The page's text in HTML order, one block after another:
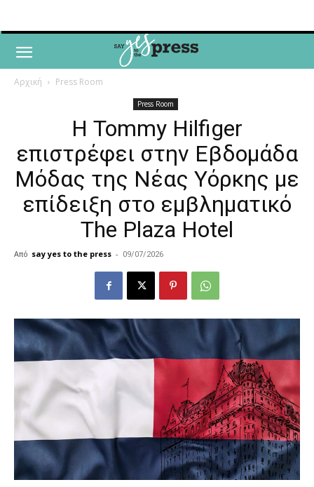
Αρχική Press Room
Press Room
Η Tommy Hilfiger
επιστρέφει στην Εβδομάδα
Μόδας της Νέας Υόρκης με
επίδειξη στο εμβληματικό
The Plaza Hotel
Από say yes to the press - 09/07/2026